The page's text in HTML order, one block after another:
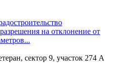
на отклонение от
сектор 9, участок 274 А